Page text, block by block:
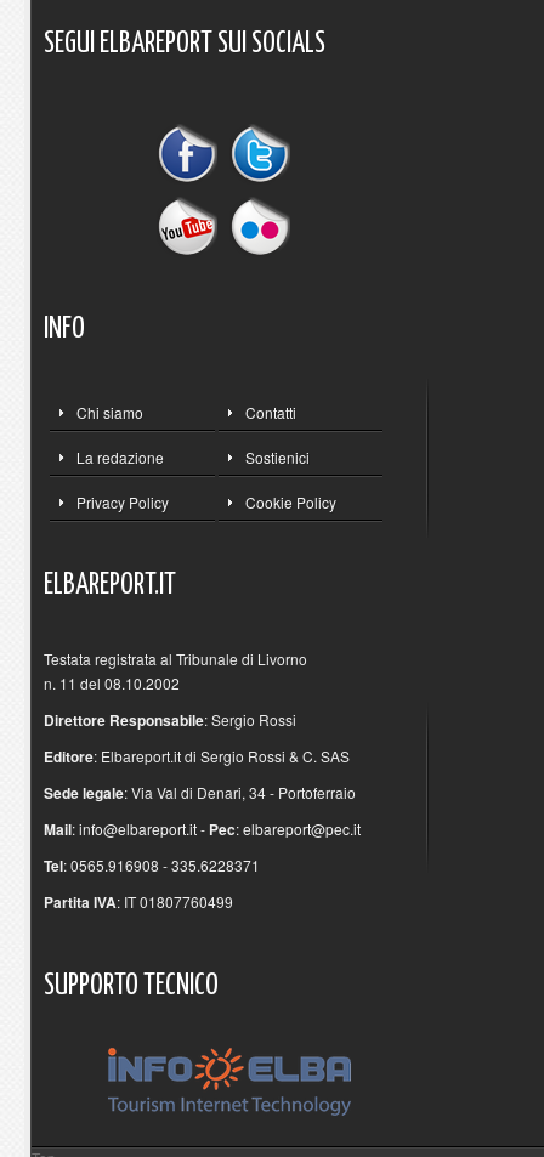
SEGUI ELBAREPORT SUI SOCIALS
INFO
Chi siamo Contatti
La redazione Sostienici
Privacy Policy Cookie Policy
ELBAREPORT.IT
Testata registrata al Tribunale di Livorno
n. 11 del 08.10.2002
Direttore Responsabile: Sergio Rossi
Editore: Elbareport.it di Sergio Rossi & C. SAS
Sede legale: Via Val di Denari, 34 - Portoferraio
Mail:info@elbareport.it- Pec:elbareport@pec.it
Tel: 0565.916908 - 335.6228371
Partita IVA: IT 01807760499
SUPPORTO TECNICO